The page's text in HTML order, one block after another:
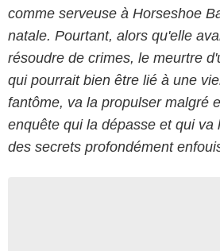
comme serveuse à Horseshoe
natale. Pourtant, alors qu'elle
résoudre de crimes, le meurtre
qui pourrait bien être lié à une
fantôme, va la propulser malgré
enquête qui la dépasse et qui va
des secrets profondément